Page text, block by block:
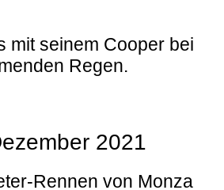
mit seinem Cooper bei
Regen.
2021
Rennen von Monza